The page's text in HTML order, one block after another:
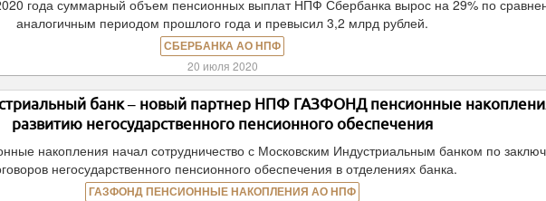
года суммарный объем пенсионных выплат НПФ Сбербанка вырос на 29% по
аналогичным периодом прошлого года и превысил 3,2 млрд рублей.
СБЕРБАНКА АО НПФ
20 июля 2020
банк – новый партнер НПФ ГАЗФОНД пенсионные
развитию негосударственного пенсионного обеспечения
накопления начал сотрудничество с Московским Индустриальным банком по
негосударственного пенсионного обеспечения в отделениях банка.
ГАЗФОНД ПЕНСИОННЫЕ НАКОПЛЕНИЯ АО НПФ